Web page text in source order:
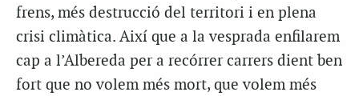
frens, més destrucció del territori i en plena
crisi climàtica. Així que a la vesprada enfilarem
cap a l’Albereda per a recórrer carrers dient ben
fort que no volem més mort, que volem més